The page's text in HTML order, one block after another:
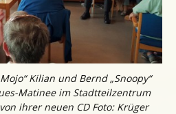
Kilian und Bernd „Snoopy“
Matinee im Stadtteilzentrum
ihrer neuen CD Foto: Krüger